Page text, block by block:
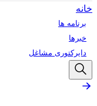
خانه
برنامه ها
خبرها
دایرکتوری مشاغل